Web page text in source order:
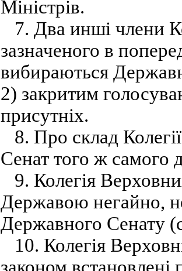
Міністрів.
7. Два инші члени
зазначеного в
вибираються
2) закритим
присутніх.
8. Про склад
Сенат того ж самого
9. Колегія
Державою негайно,
Державного Сенату
10. Колегія